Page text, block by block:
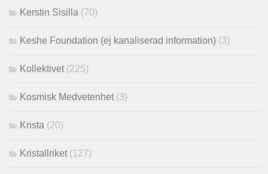
Kerstin Sisilla (70)
Keshe Foundation (ej kanaliserad information) (3)
Kollektivet (225)
Kosmisk Medvetenhet (3)
Krista (20)
Kristallriket (127)